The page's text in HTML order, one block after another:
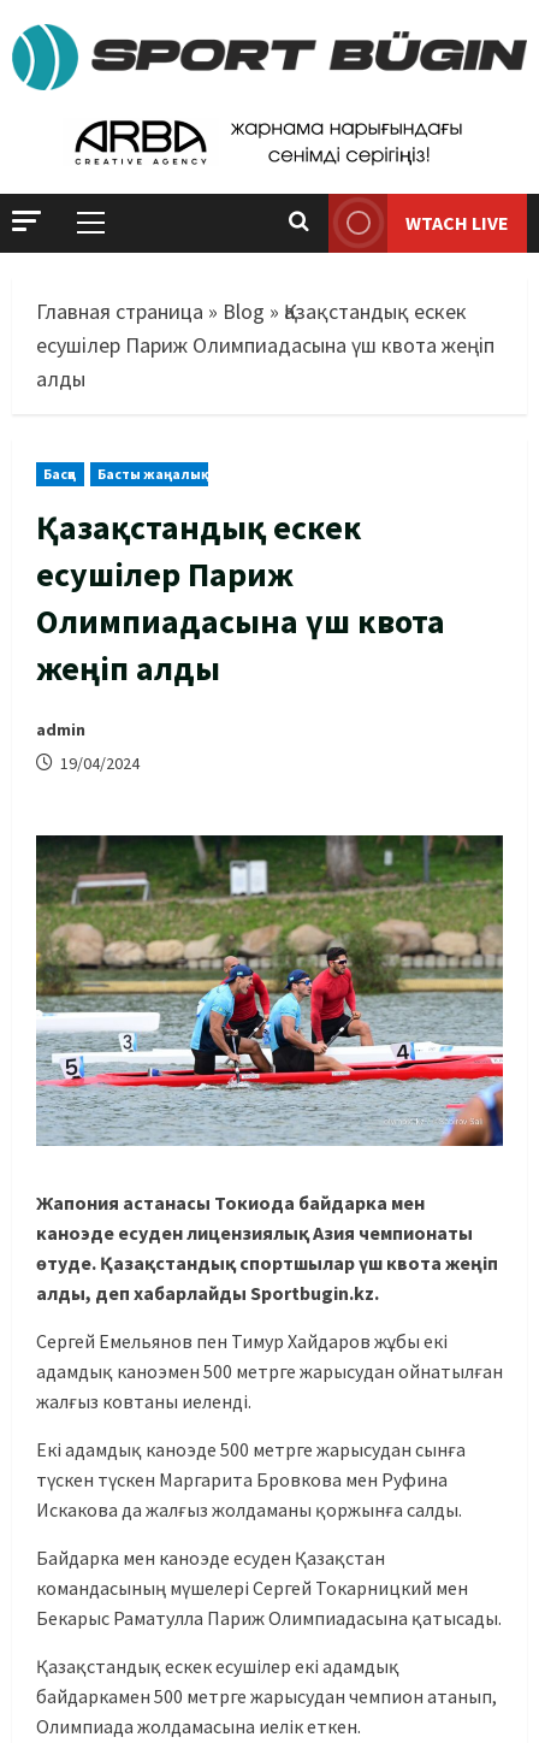
WTACH LIVE
Главная страница » Blog » Қазақстандық ескек
есушілер Париж Олимпиадасына үш квота жеңіп
алды
Басқа Басты жаңалық
Қазақстандық ескек
есушілер Париж
Олимпиадасына үш квота
жеңіп алды
admin
19/04/2024
Жапония астанасы Токиода байдарка мен
каноэде есуден лицензиялық Азия чемпионаты
өтуде. Қазақстандық спортшылар үш квота жеңіп
алды, деп хабарлайды Sportbugin.kz.
Сергей Емельянов пен Тимур Хайдаров жұбы екі
адамдық каноэмен 500 метрге жарысудан ойнатылған
жалғыз ковтаны иеленді.
Екі адамдық каноэде 500 метрге жарысудан сынға
түскен түскен Маргарита Бровкова мен Руфина
Искакова да жалғыз жолдаманы қоржынға салды.
Байдарка мен каноэде есуден Қазақстан
командасының мүшелері Сергей Токарницкий мен
Бекарыс Раматулла Париж Олимпиадасына қатысады.
Қазақстандық ескек есушілер екі адамдық
байдаркамен 500 метрге жарысудан чемпион атанып,
Олимпиада жолдамасына иелік еткен.